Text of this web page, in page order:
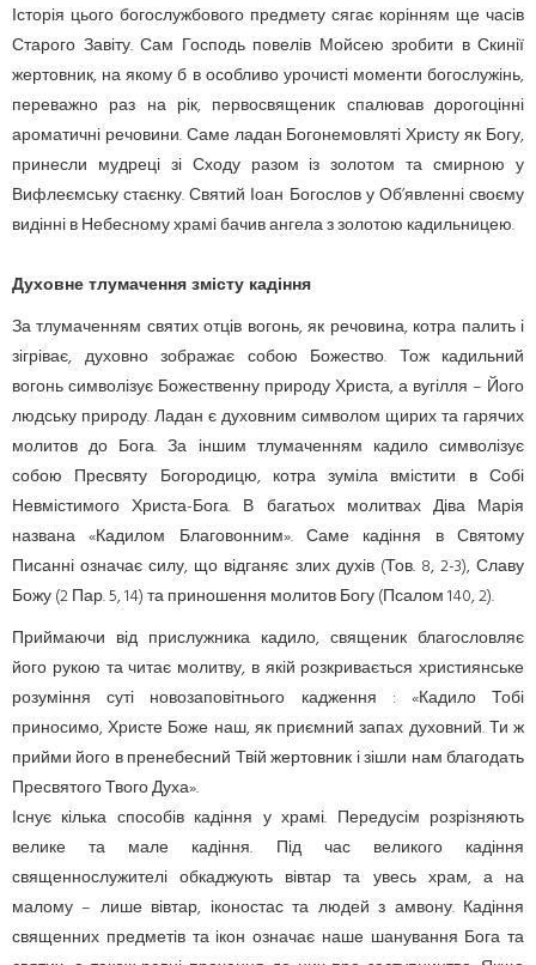
Історія цього богослужбового предмету сягає корінням ще часів
Старого Завіту. Сам Господь повелів Мойсею зробити в Скинії
жертовник, на якому б в особливо урочисті моменти богослужінь,
переважно раз на рік, первосвященик спалював дорогоцінні
ароматичні речовини. Саме ладан Богонемовляті Христу як Богу,
принесли мудреці зі Сходу разом із золотом та смирною у
Вифлеємську стаєнку. Святий Іоан Богослов у Об’явленні своєму
видінні в Небесному храмі бачив ангела з золотою кадильницею.
Духовне тлумачення змісту кадіння
За тлумаченням святих отців вогонь, як речовина, котра палить і
зігріває, духовно зображає собою Божество. Тож кадильний
вогонь символізує Божественну природу Христа, а вугілля – Його
людську природу. Ладан є духовним символом щирих та гарячих
молитов до Бога. За іншим тлумаченням кадило символізує
собою Пресвяту Богородицю, котра зуміла вмістити в Собі
Невмістимого Христа-Бога. В багатьох молитвах Діва Марія
названа «Кадилом Благовонним». Саме кадіння в Святому
Писанні означає силу, що відганяє злих духів (Тов. 8, 2-3), Славу
Божу (2 Пар. 5, 14) та приношення молитов Богу (Псалом 140, 2).
Приймаючи від прислужника кадило, священик благословляє
його рукою та читає молитву, в якій розкривається християнське
розуміння суті новозаповітнього кадження : «Кадило Тобі
приносимо, Христе Боже наш, як приємний запах духовний. Ти ж
прийми його в пренебесний Твій жертовник і зішли нам благодать
Пресвятого Твого Духа».
Існує кілька способів кадіння у храмі. Передусім розрізняють
велике та мале кадіння. Під час великого кадіння
священнослужителі обкаджують вівтар та увесь храм, а на
малому – лише вівтар, іконостас та людей з амвону. Кадіння
священних предметів та ікон означає наше шанування Бога та